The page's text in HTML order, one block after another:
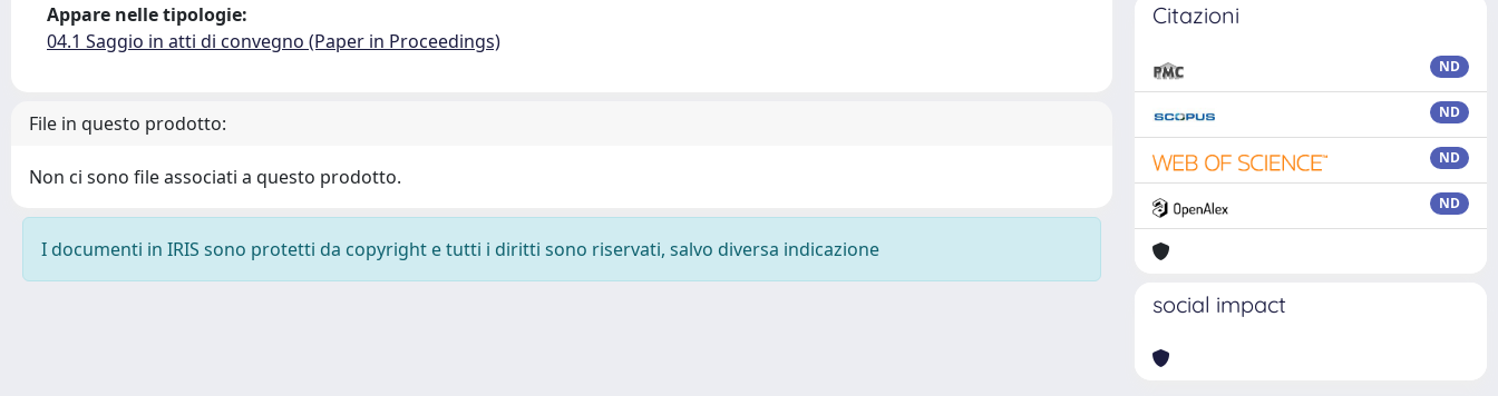
Appare nelle tipologie:
04.1 Saggio in atti di convegno (Paper in Proceedings)
File in questo prodotto:
Non ci sono file associati a questo prodotto.
I documenti in IRIS sono protetti da copyright e tutti i diritti sono riservati, salvo diversa indicazione
Citazioni
ND
ND
ND
ND
social impact